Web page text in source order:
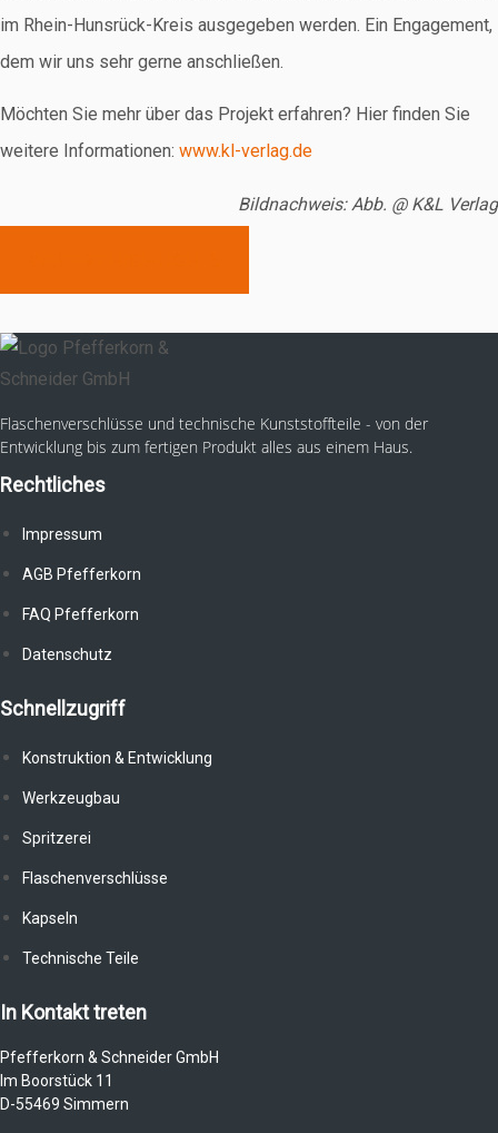
im Rhein-Hunsrück-Kreis ausgegeben werden. Ein Engagement,
dem wir uns sehr gerne anschließen.
Möchten Sie mehr über das Projekt erfahren? Hier finden Sie
weitere Informationen: www.kl-verlag.de
Bildnachweis: Abb. @ K&L Verlag
Flaschenverschlüsse und technische Kunststoffteile - von der
Entwicklung bis zum fertigen Produkt alles aus einem Haus.
Rechtliches
Impressum
AGB Pfefferkorn
FAQ Pfefferkorn
Datenschutz
Schnellzugriff
Konstruktion & Entwicklung
Werkzeugbau
Spritzerei
Flaschenverschlüsse
Kapseln
Technische Teile
In Kontakt treten
Pfefferkorn & Schneider GmbH
Im Boorstück 11
D-55469 Simmern